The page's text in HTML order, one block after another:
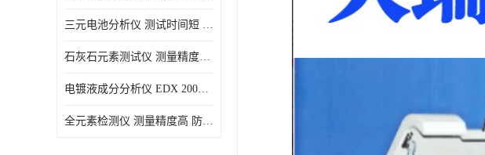
三元电池分析仪 测试时间短 体积小 方便便携
石灰石元素测试仪 测量精度高 测量方便 快捷
电镀液成分分析仪 EDX 2000A 测量 穿透力强
全元素检测仪 测量精度高 防尘 防水性能好